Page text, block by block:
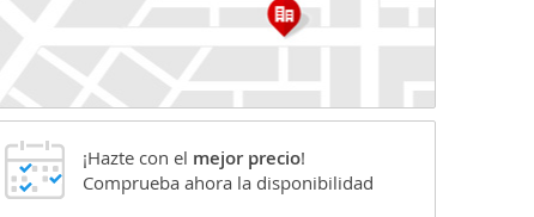
¡Hazte con el mejor precio!
Comprueba ahora la disponibilidad